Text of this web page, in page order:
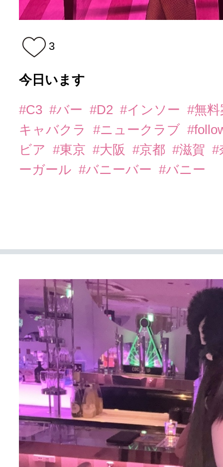
3
今日います
#C3 #バー #D2 #インソー #無
キャバクラ
#ニュークラブ
ビア
#東京 #大阪 #京都 #滋賀 #
ーガール #バニーバー #バニー